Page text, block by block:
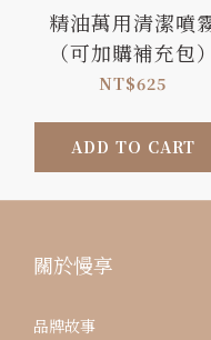
精油萬用清潔噴
（可加購補充包）
NT$625
ADD TO CART
關於慢享
品牌故事